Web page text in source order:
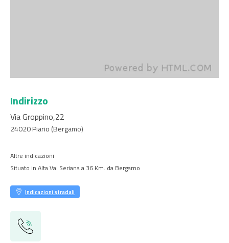
Indirizzo
Via Groppino,22
24020Piario (Bergamo)
Altre indicazioni
Situato in Alta Val Seriana a 36 Km. da Bergamo
Indicazioni stradali